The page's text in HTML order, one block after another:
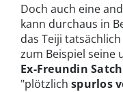
Doch auch eine
kann durchaus in
das Teiji
zum Beispiel seine
Ex-Freundin
"plötzlich spurlos